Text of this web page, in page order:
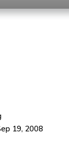
Arc The Movie:
19, 2008